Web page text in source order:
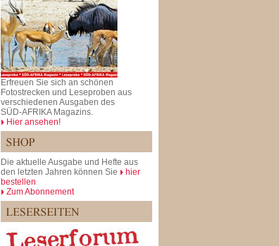
Erfreuen Sie sich an schönen
Fotostrecken und Leseproben aus
verschiedenen Ausgaben des
SÜD-AFRIKA Magazins.
Hier ansehen!
Die aktuelle Ausgabe und Hefte aus
den letzten Jahren können Sie
hier
bestellen
Zum Abonnement